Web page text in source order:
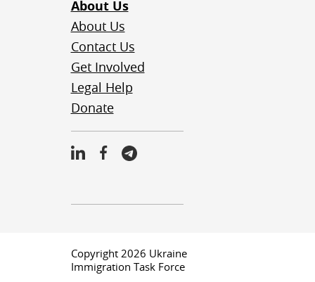
About Us
About Us
Contact Us
Get Involved
Legal Help
Donate
Copyright 2026 Ukraine
Immigration Task Force